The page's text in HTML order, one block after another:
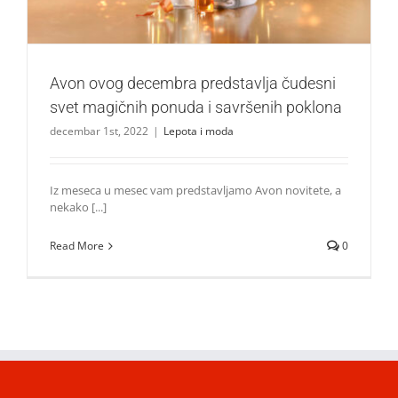
Avon ovog decembra predstavlja čudesni
svet magičnih ponuda i savršenih poklona
decembar 1st, 2022 | Lepota i moda
Iz meseca u mesec vam predstavljamo Avon novitete, a
nekako [...]
Read More 0